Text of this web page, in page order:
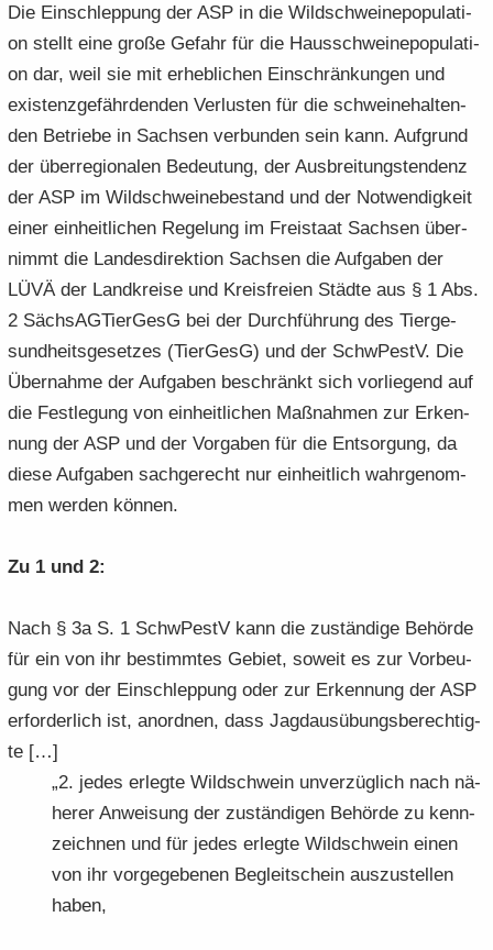
Die Ein­schlep­pung der ASP in die Wild­schweine­po­pu­la­ti­
on stellt eine große Ge­fahr für die Haus­schweine­po­pu­la­ti­
on dar, weil sie mit er­heb­li­chen Ein­schrän­kun­gen und
exis­tenz­ge­fähr­den­den Ver­lus­ten für die schwei­ne­hal­ten­
den Be­trie­be in Sach­sen ver­bun­den sein kann. Auf­grund
der über­re­gio­na­len Be­deu­tung, der Aus­brei­tungs­ten­denz
der ASP im Wild­schwei­ne­be­stand und der Not­wen­dig­keit
einer ein­heit­li­chen Re­ge­lung im Frei­staat Sach­sen über­
nimmt die Lan­des­di­rek­ti­on Sach­sen die Auf­ga­ben der
LÜVÄ der Land­krei­se und Kreis­frei­en Städ­te aus § 1 Abs.
2 Säch­s­AG­Tier­GesG bei der Durch­füh­rung des Tier­ge­
sund­heits­ge­set­zes (Tier­GesG) und der SchwPestV. Die
Über­nah­me der Auf­ga­ben be­schränkt sich vor­lie­gend auf
die Fest­le­gung von ein­heit­li­chen Maß­nah­men zur Er­ken­
nung der ASP und der Vor­ga­ben für die Ent­sor­gung, da
diese Auf­ga­ben sach­ge­recht nur ein­heit­lich wahr­ge­nom­
men wer­den kön­nen.
Zu 1 und 2:
Nach § 3a S. 1 SchwPestV kann die zu­stän­di­ge Be­hör­de
für ein von ihr be­stimm­tes Ge­biet, so­weit es zur Vor­beu­
gung vor der Ein­schlep­pung oder zur Er­ken­nung der ASP
er­for­der­lich ist, an­ord­nen, dass Jagd­aus­übungs­be­rech­tig­
te […]
„2. jedes er­leg­te Wild­schwein un­ver­züg­lich nach nä­
he­rer An­wei­sung der zu­stän­di­gen Be­hör­de zu kenn­
zeich­nen und für jedes er­leg­te Wild­schwein einen
von ihr vor­ge­ge­be­nen Be­gleit­schein aus­zu­stel­len
haben,